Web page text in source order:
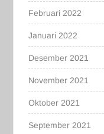
Februari 2022
Januari 2022
Desember 2021
November 2021
Oktober 2021
September 2021